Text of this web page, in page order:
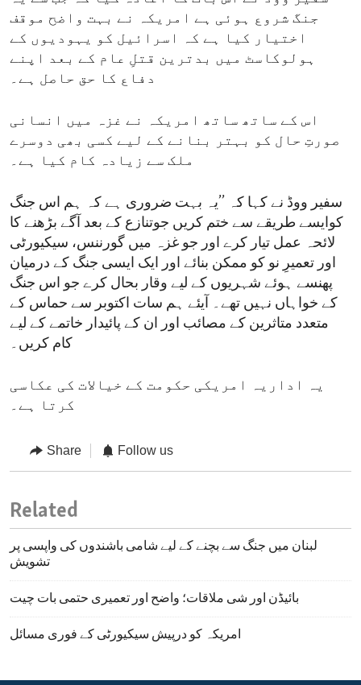
جنگ شروع ہوئی ہے امریکہ نے بہت واضح موقف
اختیار کیا ہے کہ اسرائیل کو یہودیوں کے
ہولوکاسٹ میں بدترین قتلِ عام کے بعد اپنے
دفاع کا حق حاصل ہے۔
اس کے ساتھ ساتھ امریکہ نے غزہ میں انسانی
صورتِ حال کو بہتر بنانے کے لیے کسی بھی دوسرے
ملک سے زیادہ کام کیا ہے۔
سفیر ووڈ نے کہا کہ ’’یہ بہت ضروری ہے کہ ہم اس جنگ
کوایسے طریقے سے ختم کریں جوتنازع کے بعد آگے بڑھنے کا
لائحہ عمل تیار کرے اور جو غزہ میں گورننس، سیکیورٹی
اور تعمیرِ نو کو ممکن بنائے اور ایک ایسی جنگ کے درمیان
پھنسے ہوئے شہریوں کے لیے وقار بحال کرے جو اس جنگ
کے خواہاں نہیں تھے۔ آیئے ہم سات اکتوبر سے حماس کے
متعدد متاثرین کے مصائب اور ان کے پائیدار خاتمے کے لیے
کام کریں۔
یہ اداریہ امریکی حکومت کے خیالات کی عکاسی
کرتا ہے۔
Share Follow us
Related
لبنان میں جنگ سے بچنے کے لیے شامی باشندوں کی واپسی پر
تشویش
بائیڈن اور شی ملاقات؛ واضح اور تعمیری حتمی بات چیت
امریکہ کو درپیش سیکیورٹی کے فوری مسائل